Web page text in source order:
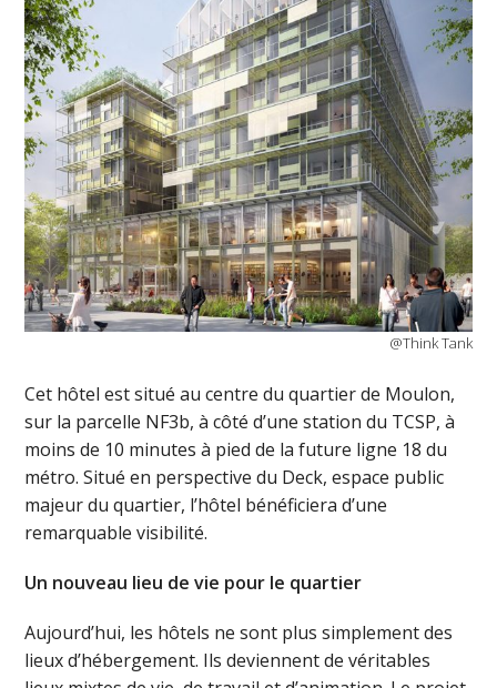
@Think Tank
Cet hôtel est situé au centre du quartier de Moulon,
sur la parcelle NF3b, à côté d’une station du TCSP, à
moins de 10 minutes à pied de la future ligne 18 du
métro. Situé en perspective du Deck, espace public
majeur du quartier, l’hôtel bénéficiera d’une
remarquable visibilité.
Un nouveau lieu de vie pour le quartier
Aujourd’hui, les hôtels ne sont plus simplement des
lieux d’hébergement. Ils deviennent de véritables